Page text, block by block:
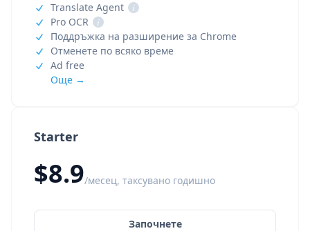
Starter
$8.9/месец, таксувано годишно
Започнете
Translate Agent
i
Pro OCR
i
Поддръжка на разширение за Chrome
Отменете по всяко време
Ad free
Още →